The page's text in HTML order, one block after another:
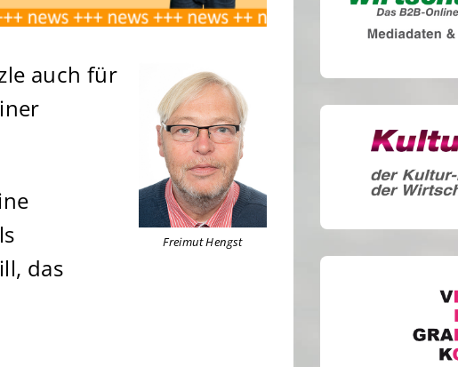
Freimut Hengst
auch für
das